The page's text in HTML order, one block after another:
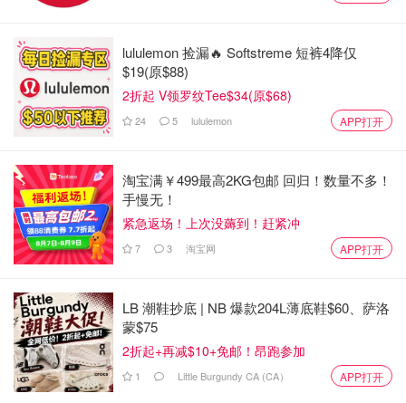
图片来自于@Newsmax ，版权属于原作者
Deferred Annuity——递延年金
付的年金 ，一般是在金融理财和社保回馈方面会产生递延
年金。
Perpectual Annuity——永续年金
lululemon 捡漏🔥 Softstreme 短裤4降仅
$19(原$88)
2折起 V领罗纹Tee$34(原$68)
24 5 lululemon APP打开
淘宝满￥499最高2KG包邮 回归！数量不多！
手慢无！
紧急返场！上次没薅到！赶紧冲
7 3 淘宝网 APP打开
LB 潮鞋抄底 | NB 爆款204L薄底鞋$60、萨洛
蒙$75
2折起+再减$10+免邮！昂跑参加
1 Little Burgundy CA (CA） APP打开